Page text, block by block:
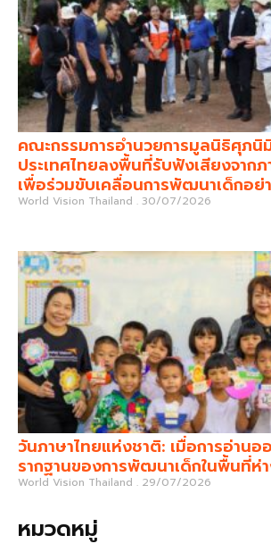
คณะกรรมการอำนวยการมูลนิธิศุภ
ประเทศไทยลงพื้นที่รับฟังเสียงจากภ
เพื่อร่วมขับเคลื่อนการพัฒนาเด็กอย่
World Vision Thailand 30/07/2026
วันภาษาไทยแห่งชาติ: เมื่อการอ่านอ
รากฐานของการพัฒนาเด็กในพื้นที่ห่
World Vision Thailand 29/07/2026
หมวดหมู่